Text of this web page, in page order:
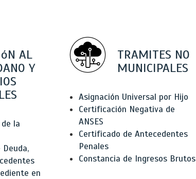
AL
Y
la
en
TRAMITES NO
MUNICIPALES
Asignación Universal por Hijo
Certificación Negativa de
ANSES
Certificado de Antecedentes
Penales
Constancia de Ingresos Brutos